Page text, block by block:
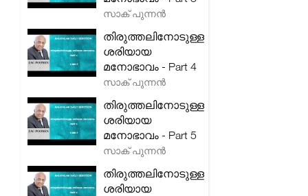
സാക് പുന്നൻ
തിരുത്തലിനോടുള്ള
ശരിയായ
മനോഭാവം - Part 4
സാക് പുന്നൻ
തിരുത്തലിനോടുള്ള
ശരിയായ
മനോഭാവം - Part 5
സാക് പുന്നൻ
തിരുത്തലിനോടുള്ള
ശരിയായ